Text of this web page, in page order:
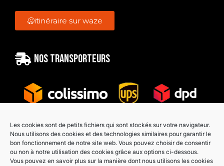
Les cookies sont de petits fichiers qui sont stockés sur votre navigateur.
Nous utilisons des cookies et des technologies similaires pour garantir le
bon fonctionnement de notre site web. Vous pouvez choisir de consentir
ou non à notre utilisation des cookies grâce aux options ci-dessous.
Vous pouvez en savoir plus sur la manière dont nous utilisons les cookies
itinéraire sur waze
Nos transporteurs
Paiement sécurisé